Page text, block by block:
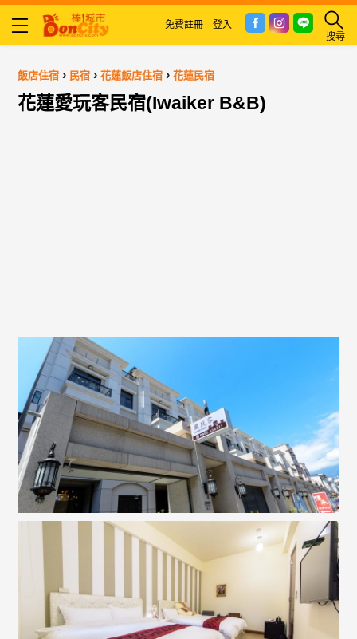
搜尋
免費註冊 登入
飯店住宿 › 民宿 ›花蓮飯店住宿 ›花蓮民宿
花蓮愛玩客民宿(Iwaiker B&B)